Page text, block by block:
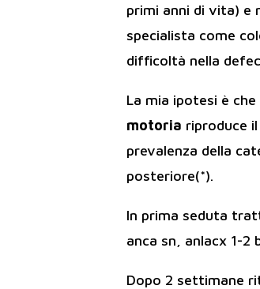
primi anni di vita) e
specialista come
difficoltà nella
La mia ipotesi è
motoria riproduce
prevalenza della
posteriore(*).
In prima seduta
anca sn, anlacx 1-2
Dopo 2 settimane